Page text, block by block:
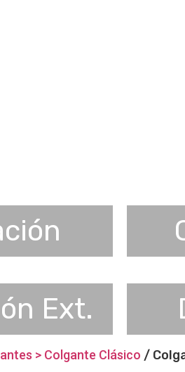
Ext.
> Colgante Clásico /